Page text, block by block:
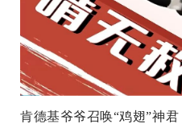
肯德基爷爷召唤“鸡翅”神君